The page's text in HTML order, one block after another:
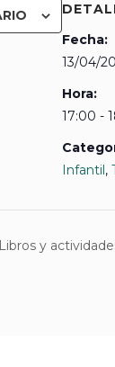
Fecha:
13/04/
Hora:
17:00 -
Infantil,
y